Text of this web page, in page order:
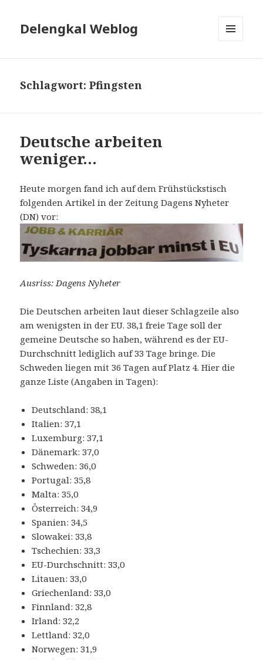
Delengkal Weblog
Schlagwort:Pfingsten
Deutsche arbeiten
weniger…
Heute morgen fand ich auf dem Frühstückstisch
folgenden Artikel in der Zeitung Dagens Nyheter
(DN) vor:
Ausriss: Dagens Nyheter
Die Deutschen arbeiten laut dieser Schlagzeile also
am wenigsten in der EU. 38,1 freie Tage soll der
gemeine Deutsche so haben, während es der EU-
Durchschnitt lediglich auf 33 Tage bringe. Die
Schweden liegen mit 36 Tagen auf Platz 4. Hier die
ganze Liste (Angaben in Tagen):
Deutschland: 38,1
Italien: 37,1
Luxemburg: 37,1
Dänemark: 37,0
Schweden: 36,0
Portugal: 35,8
Malta: 35,0
Österreich: 34,9
Spanien: 34,5
Slowakei: 33,8
Tschechien: 33,3
EU-Durchschnitt: 33,0
Litauen: 33,0
Griechenland: 33,0
Finnland: 32,8
Irland: 32,2
Lettland: 32,0
Norwegen: 31,9